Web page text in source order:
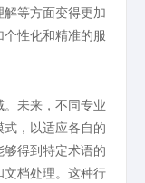
等方面变得更加
性化和精准的服
未来，不同专业
，以适应各自的
得到特定术语的
档处理。这种行